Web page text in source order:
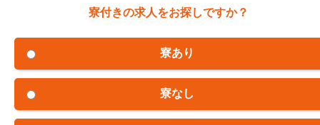
寮付きの求人をお探しですか？
寮あり
寮なし